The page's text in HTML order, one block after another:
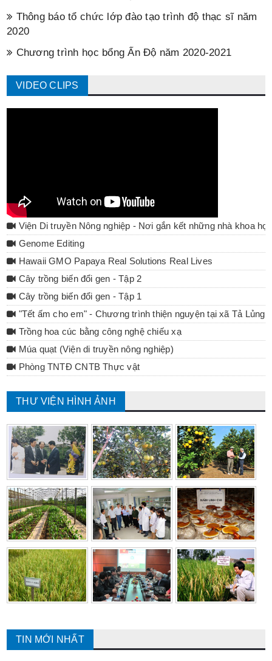
Thông báo tổ chức lớp đào tạo trình độ thạc sĩ năm
2020
Chương trình học bổng Ấn Độ năm 2020-2021
VIDEO CLIPS
Viện Di truyền Nông nghiệp - Nơi gắn kết những nhà khoa học
Genome Editing
Hawaii GMO Papaya Real Solutions Real Lives
Cây trồng biến đổi gen - Tập 2
Cây trồng biến đổi gen - Tập 1
"Tết ấm cho em" - Chương trình thiện nguyện tại xã Tả Lủng
Trồng hoa cúc bằng công nghệ chiếu xạ
Múa quạt (Viện di truyền nông nghiệp)
Phòng TNTĐ CNTB Thực vật
THƯ VIỆN HÌNH ẢNH
TIN MỚI NHẤT